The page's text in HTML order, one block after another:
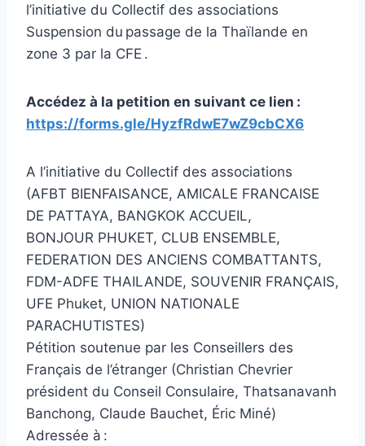
l’initiative du Collectif des associations
Suspension du passage de la Thaïlande en
zone 3 par la CFE .
Accédez à la petition en suivant ce lien :
https://forms.gle/HyzfRdwE7wZ9cbCX6
A l’initiative du Collectif des associations
(AFBT BIENFAISANCE, AMICALE FRANCAISE
DE PATTAYA, BANGKOK ACCUEIL,
BONJOUR PHUKET, CLUB ENSEMBLE,
FEDERATION DES ANCIENS COMBATTANTS,
FDM-ADFE THAILANDE, SOUVENIR FRANÇAIS,
UFE Phuket, UNION NATIONALE
PARACHUTISTES)
Pétition soutenue par les Conseillers des
Français de l’étranger (Christian Chevrier
président du Conseil Consulaire, Thatsanavanh
Banchong, Claude Bauchet, Éric Miné)
Adressée à :